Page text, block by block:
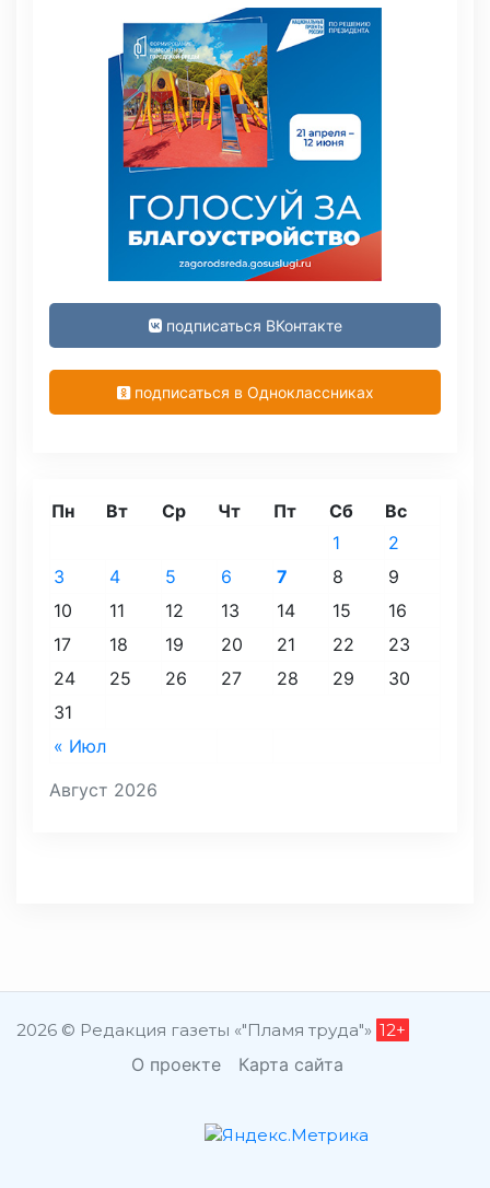
подписаться ВКонтакте
подписаться в Одноклассниках
Август 2026
Пн Вт Ср Чт Пт Сб Вс
« Июл
1
2
3
4 5 6 7 8
9
10
11 12 13 14 15
16
17
18 19 20 21 22
23
24
25 26 27 28 29
30
31
2026 © Редакция газеты «"Пламя труда"» 12+
О проекте Карта сайта